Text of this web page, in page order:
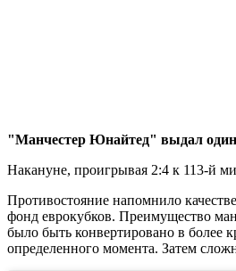
"Манчестер Юнайтед" выдал один
Накануне, проигрывая 2:4 к 113-й
Противостояние напомнило
фонд еврокубков. Преимущество
было быть конвертировано в более
определенного момента. Затем